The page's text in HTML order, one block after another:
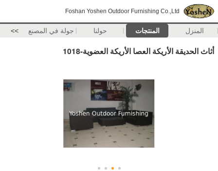
Foshan Yoshen Outdoor Furnishing Co.,Ltd
المنزل المنتجات حولنا جولة في المصنع >>
أثاث الحديقة الأريكة العصا الأريكة العضوية-1018